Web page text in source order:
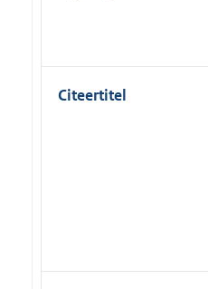
Citeertitel